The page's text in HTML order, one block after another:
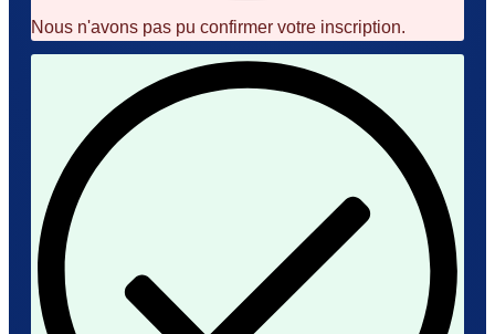
Nous n'avons pas pu confirmer votre inscription.